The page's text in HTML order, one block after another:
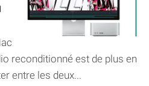
reconditionné est de plus en
entre les deux...